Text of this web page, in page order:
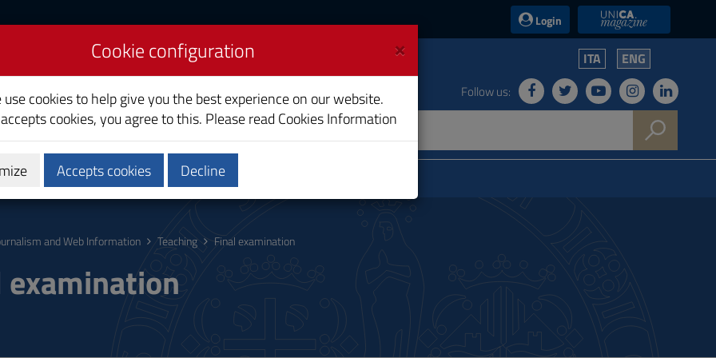
Login UniCA News
Information
ITA ENG
Follow us:
Calendars and Timetable
and Web Information Teaching Final examination
examination
×
Cookie configuration
use cookies to help give you the best experience on our website.
cookies, you agree to this. Please read Cookies Information
Accepts cookies Decline